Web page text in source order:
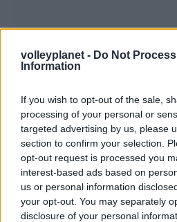
volleyplanet - Do Not
Information
If you wish to opt-out of the sale,
processing of your personal or
targeted advertising by us, please
section to confirm your selection.
opt-out request is processed you
interest-based ads based on
us or personal information
your opt-out. You may separately
disclosure of your personal